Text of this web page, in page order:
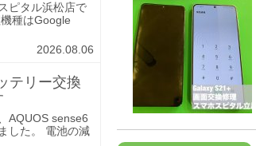
ピタル浜松店で
種はGoogle
2026.08.06
テリー交換
AQUOS sense6
した。 電池の減